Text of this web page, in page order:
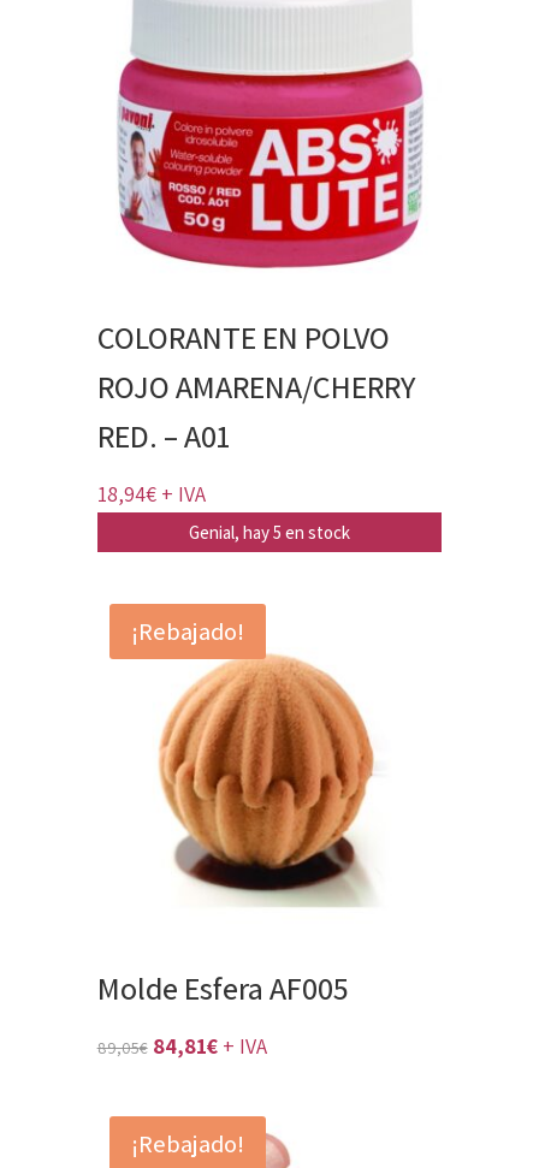
COLORANTE EN POLVO
ROJO AMARENA/CHERRY
RED. – A01
18,94€ + IVA
Genial, hay 5 en stock
¡Rebajado!
Molde Esfera AF005
89,05€ El
original
era:
84,81€El
actual
es:
+ IVA
¡Rebajado!